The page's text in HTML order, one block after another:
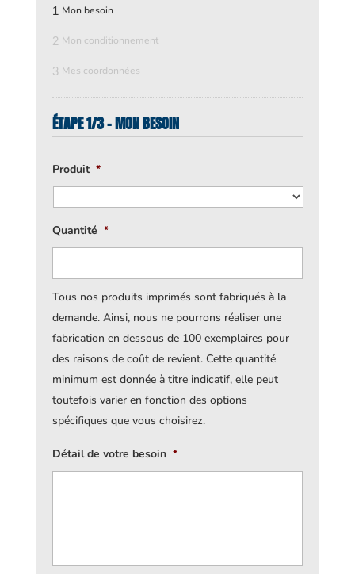
1 Mon besoin
2 Mon conditionnement
3 Mes coordonnées
ÉTAPE 1/3 - MON BESOIN
Produit *
Quantité *
Tous nos produits imprimés sont fabriqués à la
demande. Ainsi, nous ne pourrons réaliser une
fabrication en dessous de 100 exemplaires pour
des raisons de coût de revient. Cette quantité
minimum est donnée à titre indicatif, elle peut
toutefois varier en fonction des options
spécifiques que vous choisirez.
Détail de votre besoin *